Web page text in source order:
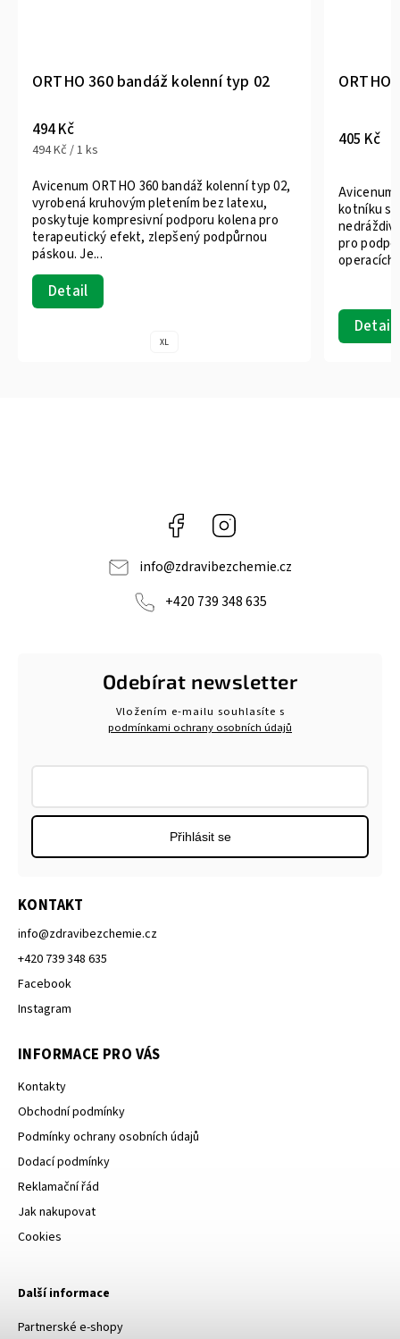
ORTHO 360 bandáž kolenní typ 02
494 Kč
494 Kč / 1 ks
Detail
Avicenum ORTHO 360 bandáž kolenní typ 02,
vyrobená kruhovým pletením bez latexu,
poskytuje kompresivní podporu kolena pro
terapeutický efekt, zlepšený podpůrnou
páskou. Je...
XL
405 Kč
Detail
Avicenum
kotníku s
pro
Facebook
info@zdravibezchemie.cz
+420 739 348 635
KONTAKT
info@zdravibezchemie.cz
+420 739 348 635
Facebook
Instagram
INFORMACE PRO VÁS
Kontakty
Obchodní podmínky
Podmínky ochrany osobních údajů
Dodací podmínky
Reklamační řád
Jak nakupovat
Cookies
Odebírat newsletter
Vložením e-mailu souhlasíte s
podmínkami ochrany osobních údajů
Přihlásit se
Další informace
Partnerské e-shopy